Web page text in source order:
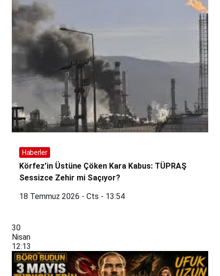
Haberler
Körfez’in Üstüne Çöken Kara Kabus: TÜPRAŞ
Sessizce Zehir mi Saçıyor?
18 Temmuz 2026 - Cts - 13:54
30
Nisan
12:13